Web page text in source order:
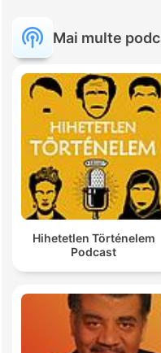
Mai multe
Hihetetlen Történelem
Podcast